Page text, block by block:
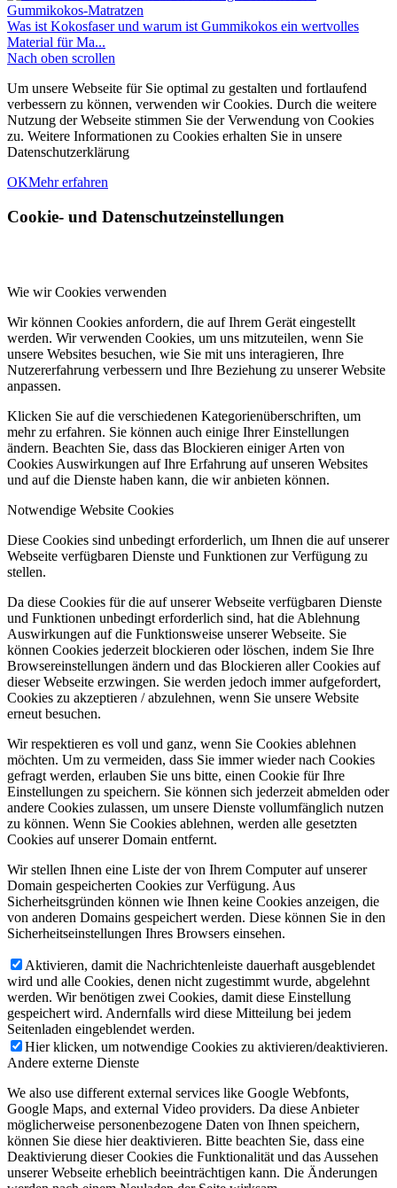
Was ist Kokosfaser und warum ist Gummikokos ein wertvolles
Material für Ma...
Nach oben scrollen
Um unsere Webseite für Sie optimal zu gestalten und fortlaufend
verbessern zu können, verwenden wir Cookies. Durch die weitere
Nutzung der Webseite stimmen Sie der Verwendung von Cookies
zu. Weitere Informationen zu Cookies erhalten Sie in unsere
Datenschutzerklärung
OKMehr erfahren
Cookie- und Datenschutzeinstellungen
Wie wir Cookies verwenden
Wir können Cookies anfordern, die auf Ihrem Gerät eingestellt
werden. Wir verwenden Cookies, um uns mitzuteilen, wenn Sie
unsere Websites besuchen, wie Sie mit uns interagieren, Ihre
Nutzererfahrung verbessern und Ihre Beziehung zu unserer Website
anpassen.
Klicken Sie auf die verschiedenen Kategorienüberschriften, um
mehr zu erfahren. Sie können auch einige Ihrer Einstellungen
ändern. Beachten Sie, dass das Blockieren einiger Arten von
Cookies Auswirkungen auf Ihre Erfahrung auf unseren Websites
und auf die Dienste haben kann, die wir anbieten können.
Notwendige Website Cookies
Diese Cookies sind unbedingt erforderlich, um Ihnen die auf unserer
Webseite verfügbaren Dienste und Funktionen zur Verfügung zu
stellen.
Da diese Cookies für die auf unserer Webseite verfügbaren Dienste
und Funktionen unbedingt erforderlich sind, hat die Ablehnung
Auswirkungen auf die Funktionsweise unserer Webseite. Sie
können Cookies jederzeit blockieren oder löschen, indem Sie Ihre
Browsereinstellungen ändern und das Blockieren aller Cookies auf
dieser Webseite erzwingen. Sie werden jedoch immer aufgefordert,
Cookies zu akzeptieren / abzulehnen, wenn Sie unsere Website
erneut besuchen.
Wir respektieren es voll und ganz, wenn Sie Cookies ablehnen
möchten. Um zu vermeiden, dass Sie immer wieder nach Cookies
gefragt werden, erlauben Sie uns bitte, einen Cookie für Ihre
Einstellungen zu speichern. Sie können sich jederzeit abmelden oder
andere Cookies zulassen, um unsere Dienste vollumfänglich nutzen
zu können. Wenn Sie Cookies ablehnen, werden alle gesetzten
Cookies auf unserer Domain entfernt.
Wir stellen Ihnen eine Liste der von Ihrem Computer auf unserer
Domain gespeicherten Cookies zur Verfügung. Aus
Sicherheitsgründen können wie Ihnen keine Cookies anzeigen, die
von anderen Domains gespeichert werden. Diese können Sie in den
Sicherheitseinstellungen Ihres Browsers einsehen.
Aktivieren, damit die Nachrichtenleiste dauerhaft ausgeblendet
wird und alle Cookies, denen nicht zugestimmt wurde, abgelehnt
werden. Wir benötigen zwei Cookies, damit diese Einstellung
gespeichert wird. Andernfalls wird diese Mitteilung bei jedem
Seitenladen eingeblendet werden.
Hier klicken, um notwendige Cookies zu aktivieren/deaktivieren.
Andere externe Dienste
We also use different external services like Google Webfonts,
Google Maps, and external Video providers. Da diese Anbieter
möglicherweise personenbezogene Daten von Ihnen speichern,
können Sie diese hier deaktivieren. Bitte beachten Sie, dass eine
Deaktivierung dieser Cookies die Funktionalität und das Aussehen
unserer Webseite erheblich beeinträchtigen kann. Die Änderungen